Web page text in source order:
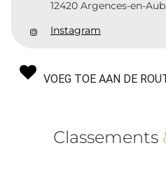
12420 Argences-en-
Instagram
VOEG TOE AAN DE
Classements